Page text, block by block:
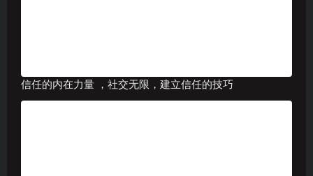
信任的内在力量 ，社交无限，建立信任的技巧